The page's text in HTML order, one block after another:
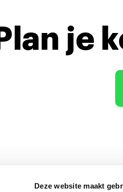
Deze website maakt
Plan je